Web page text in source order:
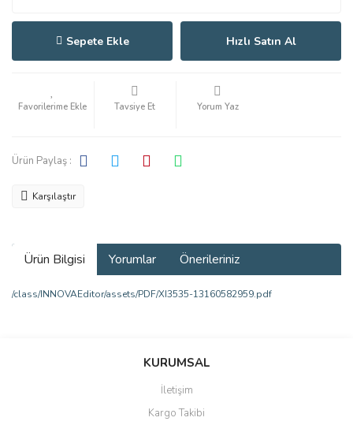
Sepete Ekle Hızlı Satın Al
Tavsiye Et Yorum Yaz
Ürün Paylaş :
Karşılaştır
Ürün Bilgisi Yorumlar Önerileriniz
/class/INNOVAEditor/assets/PDF/XI3535-13160582959.pdf
Bu ürüne ilk yorumu siz yapın!
Yorum Yaz
Ürün resmi kalitesiz, bozuk veya görüntülenemiyor.
KURUMSAL
İletişim
Kargo Takibi